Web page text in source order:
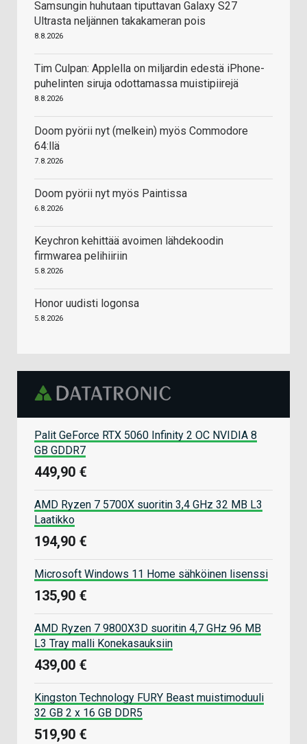
Samsungin huhutaan tiputtavan Galaxy S27
Ultrasta neljännen takakameran pois
8.8.2026
Tim Culpan: Applella on miljardin edestä iPhone-
puhelinten siruja odottamassa muistipiirejä
8.8.2026
Doom pyörii nyt (melkein) myös Commodore
64:llä
7.8.2026
Doom pyörii nyt myös Paintissa
6.8.2026
Keychron kehittää avoimen lähdekoodin
firmwarea pelihiiriin
5.8.2026
Honor uudisti logonsa
5.8.2026
Palit GeForce RTX 5060 Infinity 2 OC NVIDIA 8
GB GDDR7
449,90 €
AMD Ryzen 7 5700X suoritin 3,4 GHz 32 MB L3
Laatikko
194,90 €
Microsoft Windows 11 Home sähköinen lisenssi
135,90 €
AMD Ryzen 7 9800X3D suoritin 4,7 GHz 96 MB
L3 Tray malli Konekasauksiin
439,00 €
Kingston Technology FURY Beast muistimoduuli
32 GB 2 x 16 GB DDR5
519,90 €